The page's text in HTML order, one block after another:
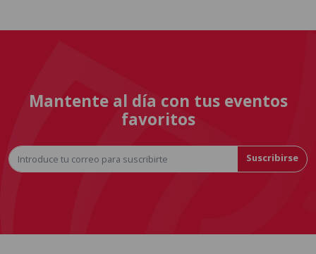
Mantente al día con tus eventos
favoritos
Suscribirse